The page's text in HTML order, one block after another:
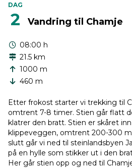
DAG
2 Vandring til Chamje
08:00 h
21.5 km
1000 m
460 m
Etter frokost starter vi trekking til
omtrent 7-8 timer. Stien går flatt
klatrer den bratt. Stien er skåret
klippeveggen, omtrent 200-300
slutt går vi ned til steinlandsbyen
på en hylle som stikker ut i den
Her går stien opp og ned til